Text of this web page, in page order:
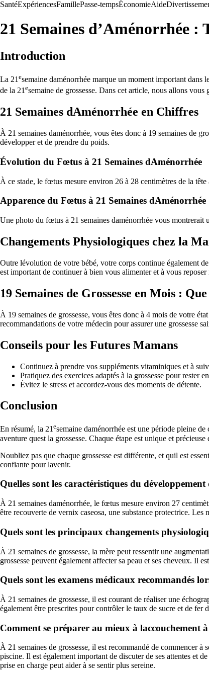
SantéExpériencesFamillePasse-tempsÉconomieAide
21 Semaines d’Aménorrhée :
Introduction
La 21 esemaine daménorrhée marque un moment important dans
de la 21esemaine de grossesse. Dans cet article, nous allons
21 Semaines dAménorrhée en Chiffres
À 21 semaines daménorrhée, vous êtes donc à 19 semaines de
développer et de prendre du poids.
Évolution du Fœtus à 21 Semaines dAménorrhée
À ce stade, le fœtus mesure environ 26 à 28 centimètres de la
Apparence du Fœtus à 21 Semaines dAménorrhée
Une photo du fœtus à 21 semaines daménorrhée vous montrerait
Changements Physiologiques chez la
Outre lévolution de votre bébé, votre corps continue également
est important de continuer à bien vous alimenter et à vous reposer
19 Semaines de Grossesse en Mois :
À 19 semaines de grossesse, vous êtes donc à 4 mois de votre
recommandations de votre médecin pour assurer une grossesse
Conseils pour les Futures Mamans
Continuez à prendre vos suppléments vitaminiques et à
Pratiquez des exercices adaptés à la grossesse pour rester
Évitez le stress et accordez-vous des moments de détente.
Conclusion
En résumé, la 21esemaine daménorrhée est une période pleine
aventure quest la grossesse. Chaque étape est unique et
Noubliez pas que chaque grossesse est différente, et quil est
confiante pour lavenir.
Quelles sont les caractéristiques du
À 21 semaines daménorrhée, le fœtus mesure environ 27
être recouverte de vernix caseosa, une substance protectrice.
Quels sont les principaux changements
À 21 semaines de grossesse, la mère peut ressentir une
grossesse peuvent également affecter sa peau et ses cheveux. Il
Quels sont les examens médicaux recommandés
À 21 semaines de grossesse, il est courant de réaliser une
également être prescrites pour contrôler le taux de sucre et de fer
Comment se préparer au mieux à laccouchement à
À 21 semaines de grossesse, il est recommandé de commencer
piscine. Il est également important de discuter de ses attentes et
prise en charge peut aider à se sentir plus sereine.